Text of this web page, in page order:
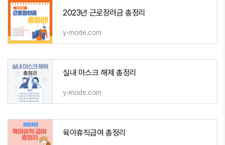
2023년 근로장려금 총정리
y-mode.com
실내 마스크 해제 총정리
y-mode.com
육아휴직급여 총정리